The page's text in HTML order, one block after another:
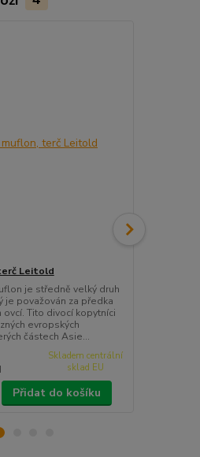
Leitold
je středně velký druh
je považován za předka
Tito divocí kopytníci
evropských
částech Asie...
Skladem centrální
sklad EU
Přidat do košíku